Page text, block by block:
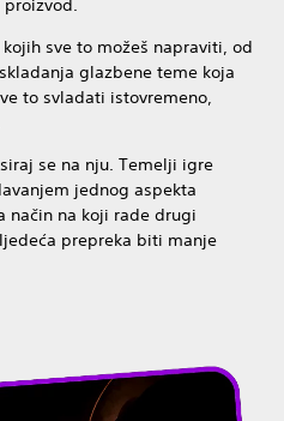
sve to možeš napraviti, od
glazbene teme koja
to svladati istovremeno,
se na nju. Temelji igre
jednog aspekta
način na koji rade drugi
prepreka biti manje